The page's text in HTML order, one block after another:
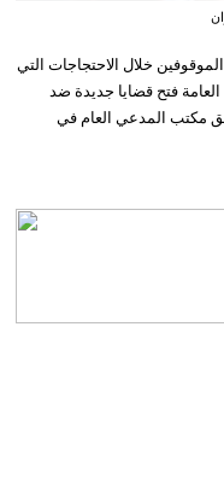
خلال الاحتجاجات التي
العامة فتح قضايا جديدة ضد
مكتب المدعي العام في